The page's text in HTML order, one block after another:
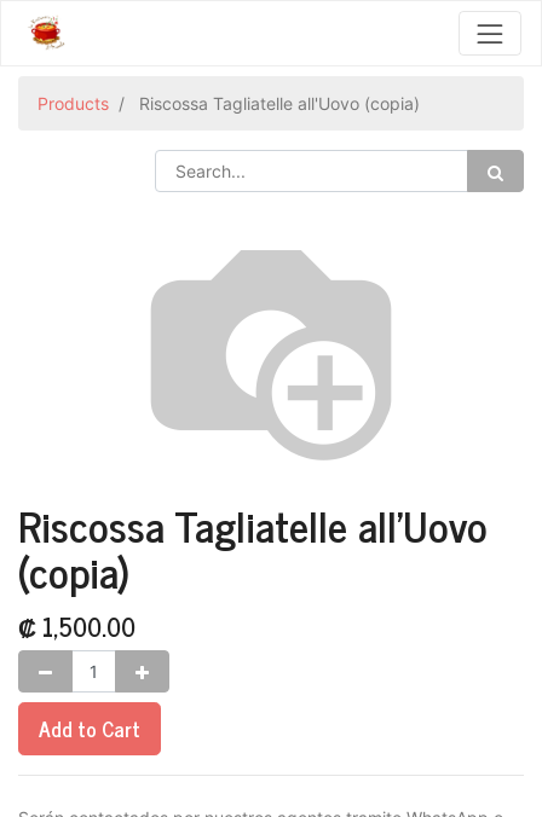
Products Riscossa Tagliatelle all'Uovo (copia)
Riscossa Tagliatelle all'Uovo
(copia)
₡1,500.00
Add to Cart